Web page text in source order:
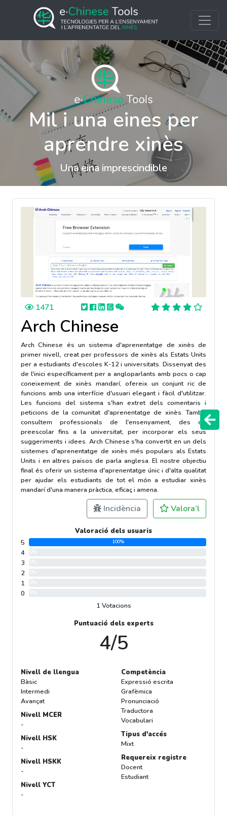
Mil i una eines per
aprendre xinès
Una eina imprescindible
1471
Arch Chinese
Arch Chinese és un sistema d'aprenentatge de xinès de
primer nivell, creat per professors de xinès als Estats Units
per a estudiants d'escoles K-12 i universitats. Dissenyat des
de l'inici específicament per a angloparlants amb pocs o cap
coneixement de xinès mandarí, ofereix un conjunt ric de
funcions amb una interfície d'usuari elegant i fàcil d'utilitzar.
Les funcions del sistema s'han extret dels comentaris i
peticions de la comunitat d'aprenentatge de xinès. També
consultem professionals de l'ensenyament, des de
preescolar fins a la universitat, per incorporar els seus
suggeriments i idees. Arch Chinese s'ha convertit en un dels
sistemes d'aprenentatge de xinès més populars als Estats
Units i en altres països de parla anglesa. El nostre objectiu
final és oferir un sistema d'aprenentatge únic i d'alta qualitat
per ajudar els estudiants de tot el món a estudiar xinès
mandarí d'una manera pràctica, eficaç i amena.
Incidència Valora’l
Valoració dels usuaris
5
100%
4
3
2
1
0
1 Votacions
Puntuació dels experts
4/5
Nivell de llengua
Bàsic
Intermedi
Avançat
Nivell MCER
-
Nivell HSK
-
Nivell HSKK
-
Nivell YCT
-
Competència
Expressió escrita
Grafèmica
Pronunciació
Traductora
Vocabulari
Tipus d'accés
Mixt
Requereix registre
Docent
Estudiant